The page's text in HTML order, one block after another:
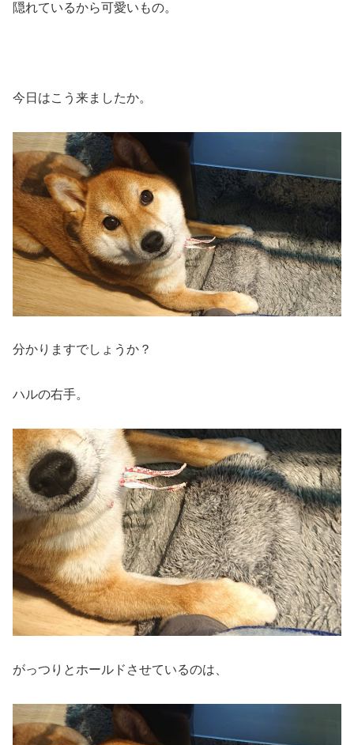
隠れているから可愛いもの。
今日はこう来ましたか。
分かりますでしょうか？
ハルの右手。
がっつりとホールドさせているのは、